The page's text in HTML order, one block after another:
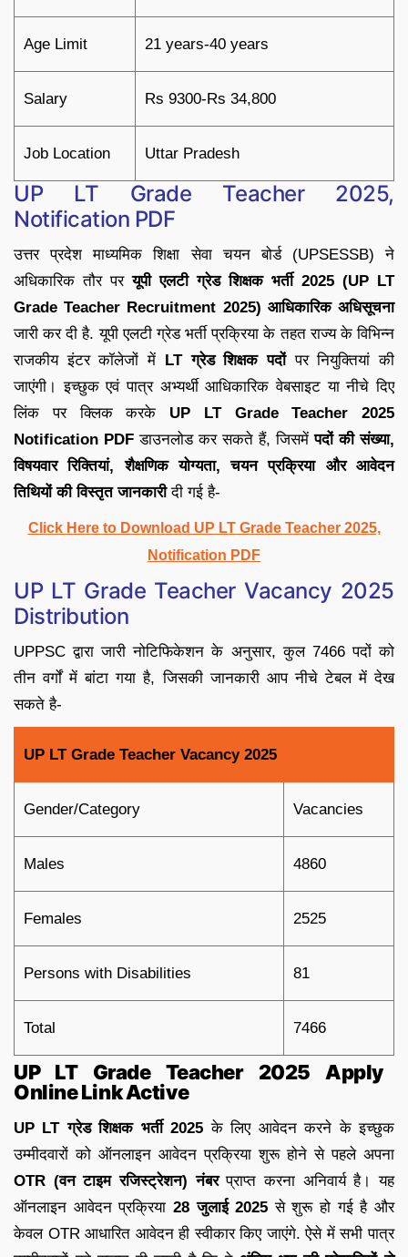
Age Limit 21 years-40 years
Salary Rs 9300-Rs 34,800
Job Location Uttar Pradesh
UP LT Grade Teacher 2025,
Notification PDF
उत्तर प्रदेश माध्यमिक शिक्षा सेवा चयन बोर्ड (UPSESSB) ने
अधिकारिक तौर परयूपी एलटी ग्रेड शिक्षक भर्ती 2025 (UP LT
Grade Teacher Recruitment 2025) आधिकारिक अधिसूचना
जारी कर दी है. यूपी एलटी ग्रेड भर्ती प्रक्रिया के तहत राज्य के विभिन्न
राजकीय इंटर कॉलेजों में LT ग्रेड शिक्षक पदोंपर नियुक्तियां की
जाएंगी। इच्छुक एवं पात्र अभ्यर्थी आधिकारिक वेबसाइट या नीचे दिए
लिंक पर क्लिक करके UP LT Grade Teacher 2025
Notification PDF डाउनलोड कर सकते हैं, जिसमेंपदों की संख्या,
विषयवार रिक्तियां, शैक्षणिक योग्यता, चयन प्रक्रिया और आवेदन
तिथियों की विस्तृत जानकारीदी गई है-
Click Here to Download UP LT Grade Teacher 2025,
Notification PDF
UP LT Grade Teacher Vacancy 2025
Distribution
UPPSC द्वारा जारी नोटिफिकेशन के अनुसार, कुल 7466 पदों को
तीन वर्गों में बांटा गया है, जिसकी जानकारी आप नीचे टेबल में देख
सकते है-
UP LT Grade Teacher Vacancy 2025
Gender/Category Vacancies
Males 4860
Females 2525
Persons with Disabilities 81
Total 7466
UP LT Grade Teacher 2025 Apply
Online Link Active
UP LT ग्रेड शिक्षक भर्ती 2025 के लिए आवेदन करने के इच्छुक
उम्मीदवारों को ऑनलाइन आवेदन प्रक्रिया शुरू होने से पहले अपना
OTR (वन टाइम रजिस्ट्रेशन) नंबरप्राप्त करना अनिवार्य है। यह
ऑनलाइन आवेदन प्रक्रिया 28 जुलाई 2025 से शुरू हो गई है और
केवल OTR आधारित आवेदन ही स्वीकार किए जाएंगे. ऐसे में सभी पात्र